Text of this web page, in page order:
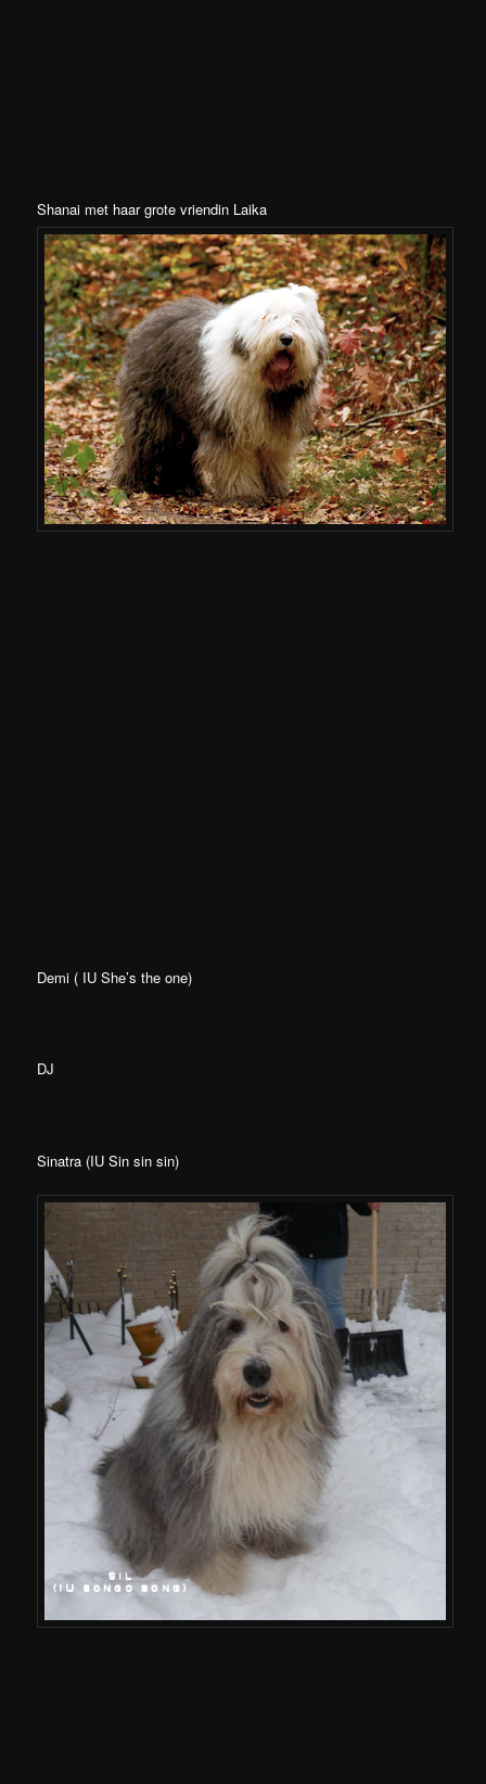
Shanai met haar grote vriendin Laika
Demi ( IU She’s the one)
DJ
Sinatra (IU Sin sin sin)